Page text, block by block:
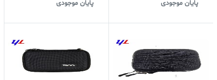
پایان موجودی پایان موجودی